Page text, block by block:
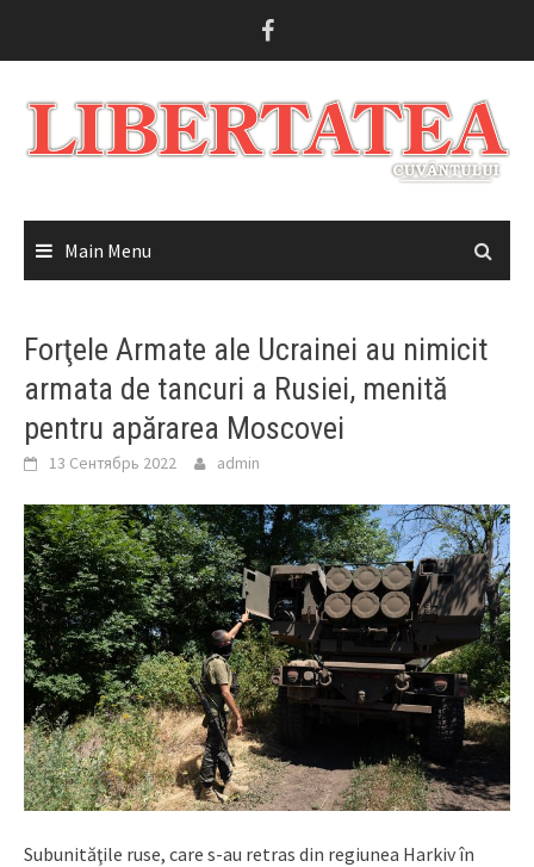
Main Menu
Forţele Armate ale Ucrainei au nimicit
armata de tancuri a Rusiei, menită
pentru apărarea Moscovei
13 Сентябрь 2022 admin
Subunităţile ruse, care s-au retras din regiunea Harkiv în